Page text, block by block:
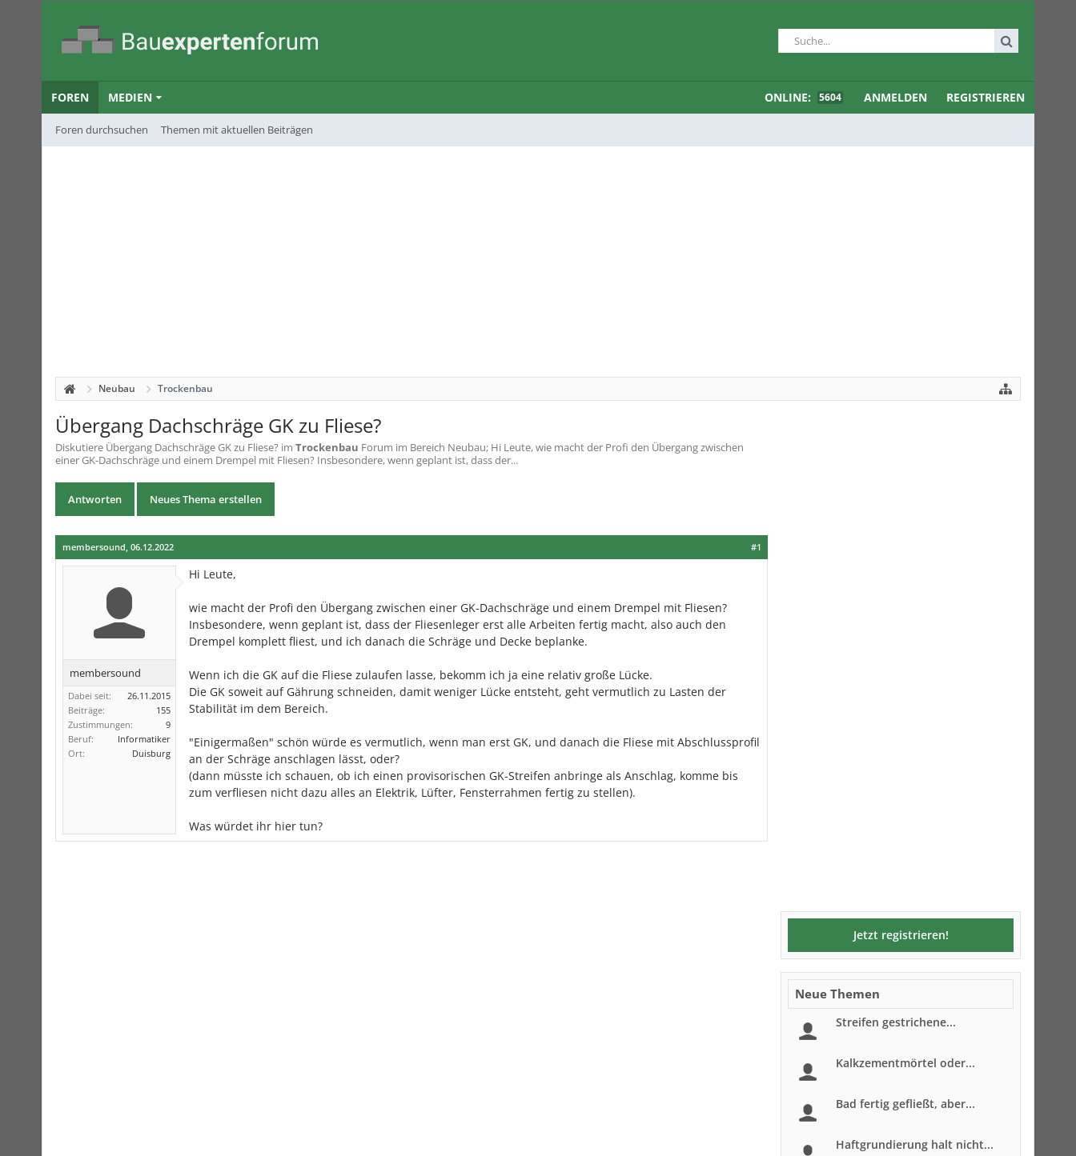
FOREN
Foren durchsuchen Themen mit aktuellen Beiträgen
MEDIEN ONLINE: 5604 ANMELDEN REGISTRIEREN
Neubau Trockenbau
Übergang Dachschräge GK zu Fliese?
Diskutiere Übergang Dachschräge GK zu Fliese? im Trockenbau Forum im Bereich Neubau; Hi Leute, wie macht der Profi den Übergang zwischen
einer GK-Dachschräge und einem Drempel mit Fliesen? Insbesondere, wenn geplant ist, dass der...
Antworten Neues Thema erstellen
#1
membersound, 06.12.2022
membersound
Dabei seit:
26.11.2015
Beiträge:
155
Zustimmungen:
9
Beruf:
Informatiker
Ort:
Duisburg
Hi Leute,
wie macht der Profi den Übergang zwischen einer GK-Dachschräge und einem Drempel mit Fliesen?
Insbesondere, wenn geplant ist, dass der Fliesenleger erst alle Arbeiten fertig macht, also auch den
Drempel komplett fliest, und ich danach die Schräge und Decke beplanke.
Wenn ich die GK auf die Fliese zulaufen lasse, bekomm ich ja eine relativ große Lücke.
Die GK soweit auf Gährung schneiden, damit weniger Lücke entsteht, geht vermutlich zu Lasten der
Stabilität im dem Bereich.
"Einigermaßen" schön würde es vermutlich, wenn man erst GK, und danach die Fliese mit Abschlussprofil
an der Schräge anschlagen lässt, oder?
(dann müsste ich schauen, ob ich einen provisorischen GK-Streifen anbringe als Anschlag, komme bis
zum verfliesen nicht dazu alles an Elektrik, Lüfter, Fensterrahmen fertig zu stellen).
Was würdet ihr hier tun?
Jetzt registrieren!
Neue Themen
Streifen gestrichene...
Kalkzementmörtel oder...
Bad fertig gefließt, aber...
Haftgrundierung halt nicht...